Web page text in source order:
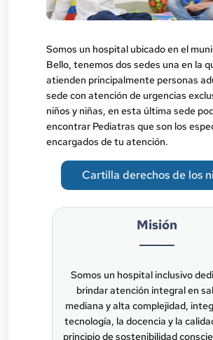
Somos un hospital ubicado en el
Bello, tenemos dos sedes una en la
atienden principalmente personas
sede con atención de urgencias
niños y niñas, en esta última sede
encontrar Pediatras que son los
encargados de tu atención.
Cartilla derechos de los
Misión
Somos un hospital inclusivo
brindar atención integral en
mediana y alta complejidad,
tecnología, la docencia y la
principio de sostenibilidad